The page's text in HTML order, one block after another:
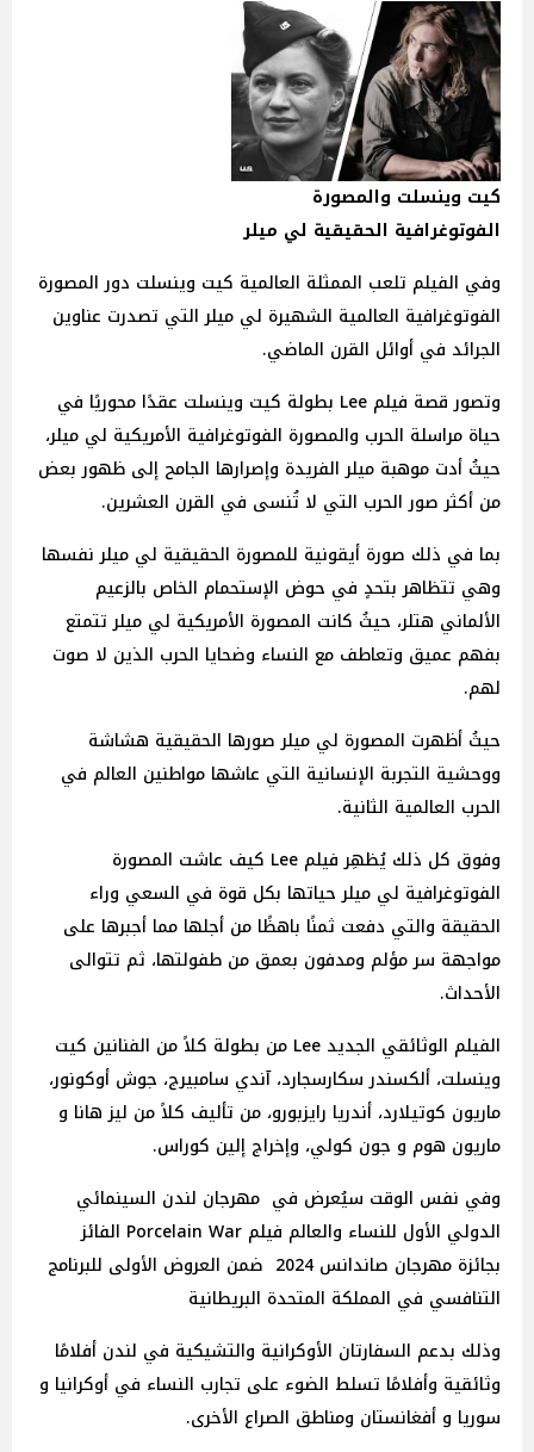
كيت وينسلت والمصورة
الفوتوغرافية الحقيقية لي ميلر
وفي الفيلم تلعب الممثلة العالمية كيت وينسلت دور المصورة
الفوتوغرافية العالمية الشهيرة لي ميلر التي تصدرت عناوين
الجرائد في أوائل القرن الماضي.
وتصور قصة فيلم Lee بطولة كيت وينسلت عقدًا محوريًا في
حياة مراسلة الحرب والمصورة الفوتوغرافية الأمريكية لي ميلر،
حيثُ أدت موهبة ميلر الفريدة وإصرارها الجامح إلى ظهور بعض
من أكثر صور الحرب التي لا تُنسى في القرن العشرين.
بما في ذلك صورة أيقونية للمصورة الحقيقية لي ميلر نفسها
وهي تتظاهر بتحدٍ في حوض الإستحمام الخاص بالزعيم
الألماني هتلر، حيثُ كانت المصورة الأمريكية لي ميلر تتمتع
بفهم عميق وتعاطف مع النساء وضحايا الحرب الذين لا صوت
لهم.
حيثُ أظهرت المصورة لي ميلر صورها الحقيقية هشاشة
ووحشية التجربة الإنسانية التي عاشها مواطنين العالم في
الحرب العالمية الثانية.
وفوق كل ذلك يُظهِر فيلم Lee كيف عاشت المصورة
الفوتوغرافية لي ميلر حياتها بكل قوة في السعي وراء
الحقيقة والتي دفعت ثمنًا باهظًا من أجلها مما أجبرها على
مواجهة سر مؤلم ومدفون بعمق من طفولتها، ثم تتوالى
الأحداث.
الفيلم الوثائقي الجديد Lee من بطولة كلاً من الفنانين كيت
وينسلت، ألكسندر سكارسجارد، آندي سامبيرج، جوش أوكونور،
ماريون كوتيلارد، أندريا رايزبورو، من تأليف كلاً من ليز هانا و
ماريون هوم و جون كولي، وإخراج إلين كوراس.
وفي نفس الوقت سيُعرض في مهرجان لندن السينمائي
الدولي الأول للنساء والعالم فيلم Porcelain War الفائز
بجائزة مهرجان صاندانس 2024 ضمن العروض الأولى للبرنامج
التنافسي في المملكة المتحدة البريطانية
وذلك بدعم السفارتان الأوكرانية والتشيكية في لندن أفلامًا
وثائقية وأفلامًا تسلط الضوء على تجارب النساء في أوكرانيا و
سوريا و أفغانستان ومناطق الصراع الأخرى.